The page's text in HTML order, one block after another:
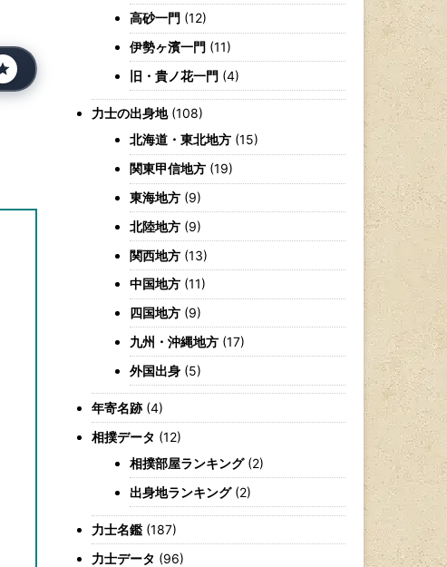
高砂一門 (12)
伊勢ヶ濱一門 (11)
旧・貴ノ花一門 (4)
力士の出身地(108)
北海道・東北地方 (15)
関東甲信地方 (19)
東海地方 (9)
北陸地方 (9)
関西地方 (13)
中国地方 (11)
四国地方 (9)
九州・沖縄地方 (17)
外国出身 (5)
年寄名跡(4)
相撲データ (12)
相撲部屋ランキング(2)
出身地ランキング(2)
力士名鑑 (187)
力士データ (96)